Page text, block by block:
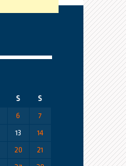
S
S
6
7
13
14
20
21